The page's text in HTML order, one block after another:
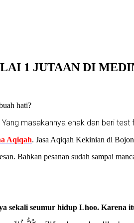
1 JUTAAN DI
hati?
Yang masakannya enak dan beri
Aqiqah. Jasa Aqiqah Kekinian di
Bahkan pesanan sudah sampai
sekali seumur hidup Lhoo. Karena